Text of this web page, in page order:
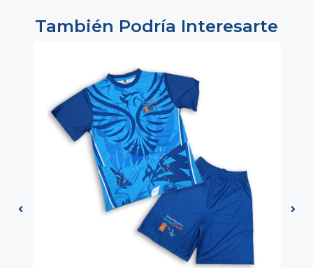
También Podría Interesarte